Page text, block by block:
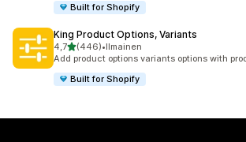
Built for Shopify
King Product Options, Variants
4,7/ 5 tähteä
(446)
446 arvostelua yhteensä
•Ilmainen
Add product options variants options with
Built for Shopify